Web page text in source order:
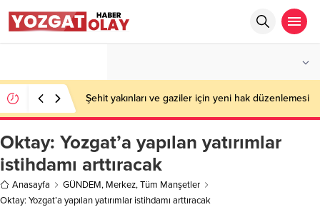
Şehit yakınları ve gaziler için yeni hak düzenlemesi
Oktay: Yozgat’a yapılan yatırımlar
istihdamı arttıracak
Anasayfa GÜNDEM, Merkez,Tüm Manşetler
Oktay: Yozgat’a yapılan yatırımlar istihdamı arttıracak